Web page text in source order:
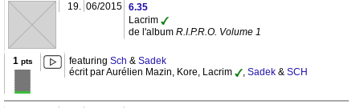
19. 06/2015 6.35
Lacrim
de l'album R.I.P.R.O. Volume 1
1 pts featuring Sch & Sadek
écrit par Aurélien Mazin, Kore, Lacrim
, Sadek & SCH